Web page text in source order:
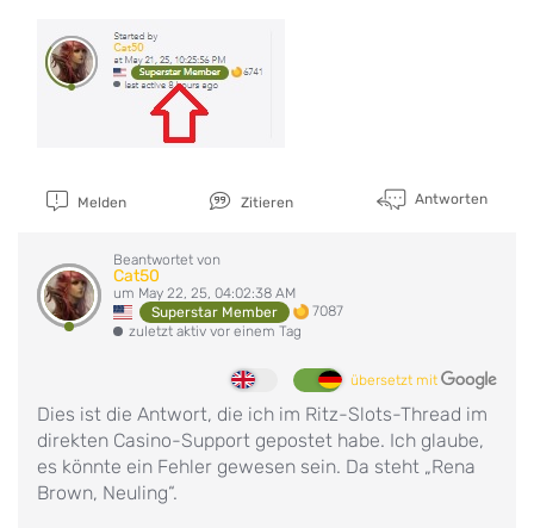
Melden Zitieren Antworten
Beantwortet von
Cat50
um May 22, 25, 04:02:38 AM
Superstar Member
7087
zuletzt aktiv vor einem Tag
übersetzt mit
Dies ist die Antwort, die ich im Ritz-Slots-Thread im
direkten Casino-Support gepostet habe. Ich glaube,
es könnte ein Fehler gewesen sein. Da steht „Rena
Brown, Neuling“.